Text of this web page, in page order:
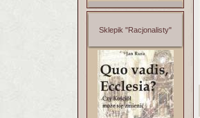
Sklepik "Racjonalisty"